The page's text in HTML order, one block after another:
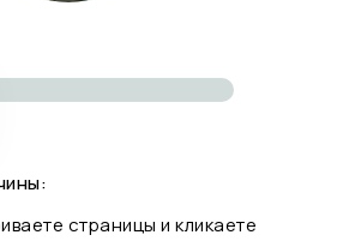
страницы и кликаете